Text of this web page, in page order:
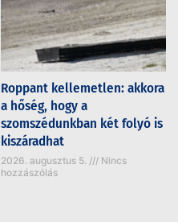
Roppant kellemetlen: akkora
a hőség, hogy a
szomszédunkban két folyó is
kiszáradhat
2026. augusztus 5.
Nincs
hozzászólás